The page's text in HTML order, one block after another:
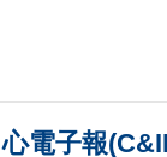
心電子報